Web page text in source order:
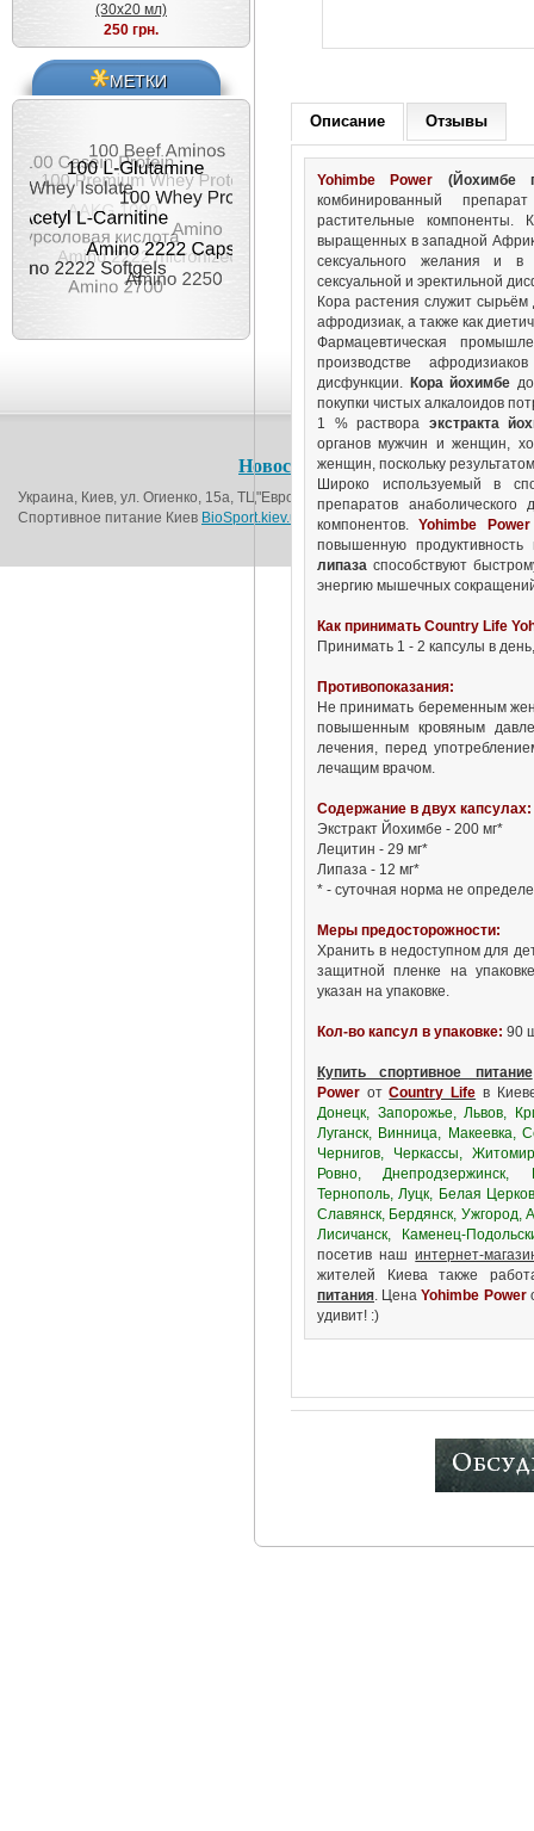
(30x20 мл)
250 грн.
МЕТКИ
Описание Отзывы
Yohimbe Power (Йохимбе
комбинированный
растительные компоненты.
выращенных в западной
сексуального желания и
сексуальной и эректильной
Кора растения служит
афродизиак, а также как
Фармацевтическая
производстве
дисфункции. Кора йохимбе
покупки чистых алкалоидов
1 % раствора экстракта
органов мужчин и женщин,
женщин, поскольку
Широко используемый в
препаратов
компонентов.Yohimbe Power
повышенную
липаза способствуют
энергию мышечных сокращений
Как принимать Country Life
Принимать 1 - 2 капсулы в
Противопоказания:
Не принимать беременным
повышенным кровяным
лечения, перед
лечащим врачом.
Содержание в двух капсулах:
Экстракт Йохимбе - 200 мг*
Лецитин - 29 мг*
Липаза - 12 мг*
* - суточная норма не
Меры предосторожности:
Хранить в недоступном для
защитной пленке на
указан на упаковке.
Кол-во капсул в упаковке: 90
Купить спортивное питание
Power отCountry Life в
Донецк, Запорожье, Львов,
Луганск, Винница, Макеевка,
Чернигов, Черкассы,
Ровно, Днепродзержинск,
Тернополь, Луцк, Белая
Славянск, Бердянск, Ужгород,
Лисичанск, Каменец-
посетив нашинтернет-
жителей Киева также
питания . ЦенаYohimbe Power
удивит! :)
Новости О магазине
Украина, Киев, ул. Огиенко, 15а, ТЦ"Европорт", 1-й этаж (возле метро
Спортивное питание Киев BioSport.kiev.ua © 2016